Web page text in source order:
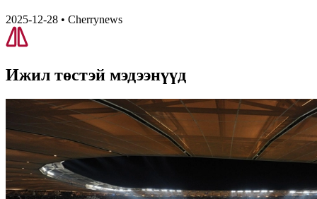
2025-12-28 • Cherrynews
Ижил төстэй мэдээнүүд